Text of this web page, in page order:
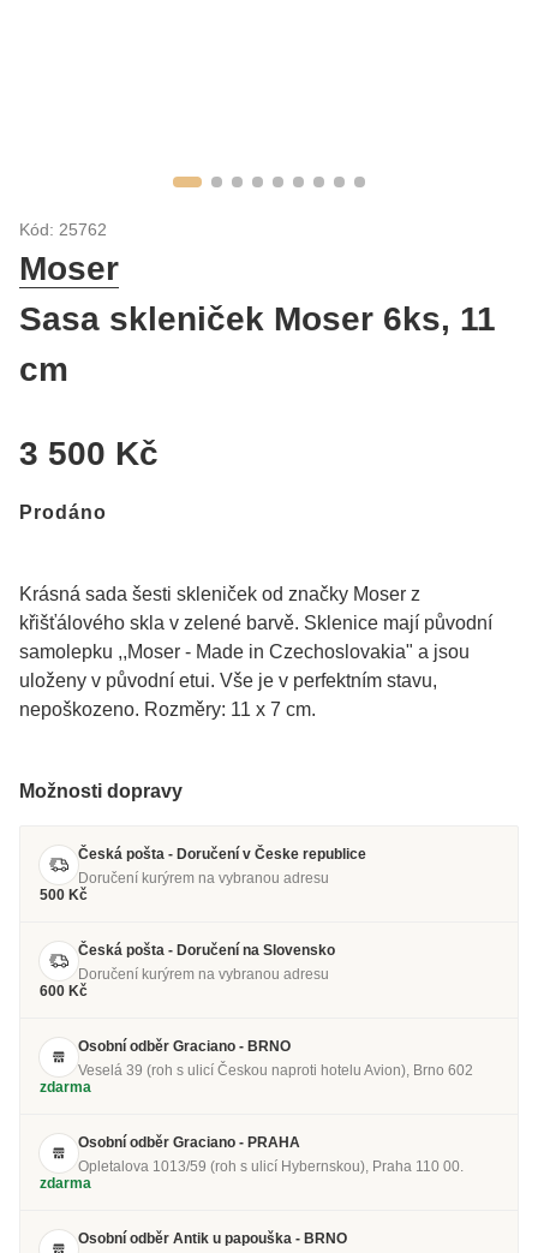
Kód: 25762
Moser
Sasa skleniček Moser 6ks, 11
cm
3 500 Kč
Prodáno
Krásná sada šesti skleniček od značky Moser z
křišťálového skla v zelené barvě. Sklenice mají původní
samolepku ,,Moser - Made in Czechoslovakia" a jsou
uloženy v původní etui. Vše je v perfektním stavu,
nepoškozeno. Rozměry: 11 x 7 cm.
Možnosti dopravy
Česká pošta - Doručení v Česke republice
Doručení kurýrem na vybranou adresu
500 Kč
Česká pošta - Doručení na Slovensko
Doručení kurýrem na vybranou adresu
600 Kč
Osobní odběr Graciano - BRNO
Veselá 39 (roh s ulicí Českou naproti hotelu Avion), Brno 602
zdarma
Osobní odběr Graciano - PRAHA
Opletalova 1013/59 (roh s ulicí Hybernskou), Praha 110 00.
zdarma
Osobní odběr Antik u papouška - BRNO